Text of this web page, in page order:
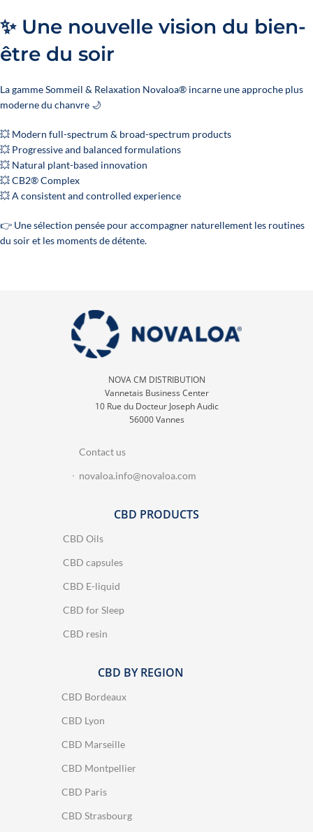
✨ Une nouvelle vision du bien-
être du soir
La gamme Sommeil & Relaxation Novaloa® incarne une approche plus
moderne du chanvre 🌙
💥 Modern full-spectrum & broad-spectrum products
💥 Progressive and balanced formulations
💥 Natural plant-based innovation
💥 CB2® Complex
💥 A consistent and controlled experience
👉 Une sélection pensée pour accompagner naturellement les routines
du soir et les moments de détente.
NOVA CM DISTRIBUTION
Vannetais Business Center
10 Rue du Docteur Joseph Audic
56000 Vannes
Contact us
novaloa.info@novaloa.com
CBD PRODUCTS
CBD Oils
CBD capsules
CBD E-liquid
CBD for Sleep
CBD resin
CBD BY REGION
CBD Bordeaux
CBD Lyon
CBD Marseille
CBD Montpellier
CBD Paris
CBD Strasbourg